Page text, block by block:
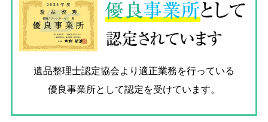
優良事業所として
認定されています
遺品整理士認定協会より適正業務を行っている
優良事業所として認定を受けています。